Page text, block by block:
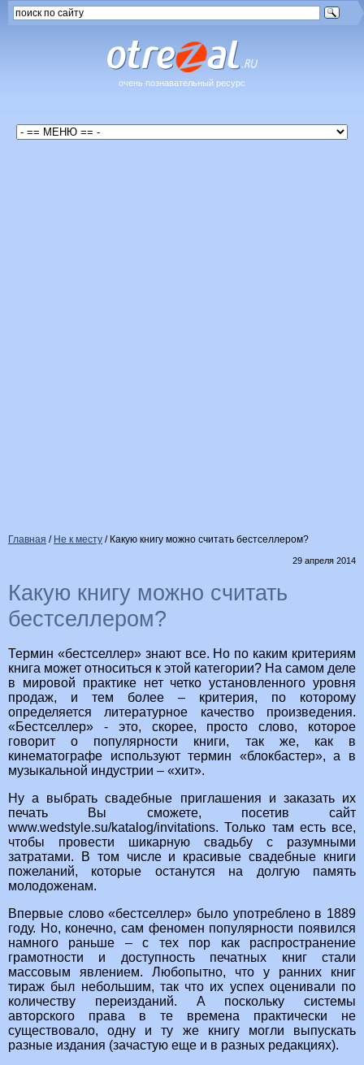
очень познавательный ресурс
Главная / Не к месту / Какую книгу можно считать бестселлером?
29 апреля 2014
Какую книгу можно считать
бестселлером?
Термин «бестселлер» знают все. Но по каким критериям
книга может относиться к этой категории? На самом деле
в мировой практике нет четко установленного уровня
продаж, и тем более – критерия, по которому
определяется литературное качество произведения.
«Бестселлер» - это, скорее, просто слово, которое
говорит о популярности книги, так же, как в
кинематографе используют термин «блокбастер», а в
музыкальной индустрии – «хит».
Ну а выбрать свадебные приглашения и заказать их
печать Вы сможете, посетив сайт
www.wedstyle.su/katalog/invitations. Только там есть все,
чтобы провести шикарную свадьбу с разумными
затратами. В том числе и красивые свадебные книги
пожеланий, которые останутся на долгую память
молодоженам.
Впервые слово «бестселлер» было употреблено в 1889
году. Но, конечно, сам феномен популярности появился
намного раньше – с тех пор как распространение
грамотности и доступность печатных книг стали
массовым явлением. Любопытно, что у ранних книг
тираж был небольшим, так что их успех оценивали по
количеству переизданий. А поскольку системы
авторского права в те времена практически не
существовало, одну и ту же книгу могли выпускать
разные издания (зачастую еще и в разных редакциях).